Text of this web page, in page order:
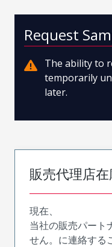
Request
The ability to
temporarily
later.
販売代理店在
現在、
当社の販売パート
せん。に連絡する